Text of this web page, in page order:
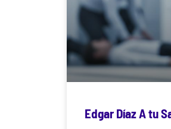
Edgar Díaz A tu